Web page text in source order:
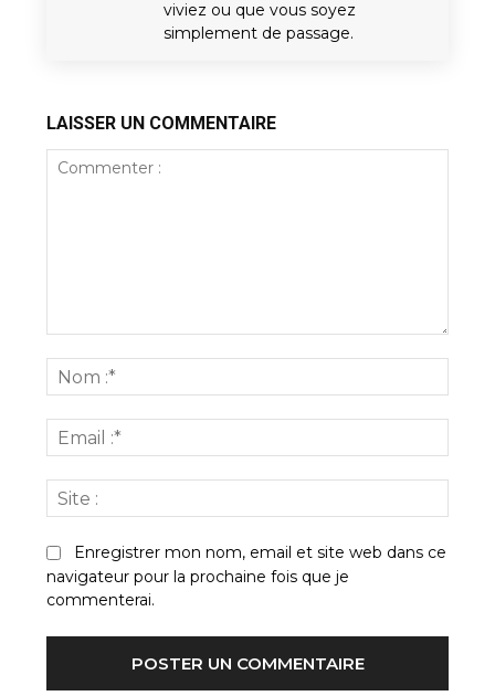
viviez ou que vous soyez
simplement de passage.
LAISSER UN COMMENTAIRE
:*
:*
:
Enregistrer mon nom, email et site web dans ce
navigateur pour la prochaine fois que je
commenterai.